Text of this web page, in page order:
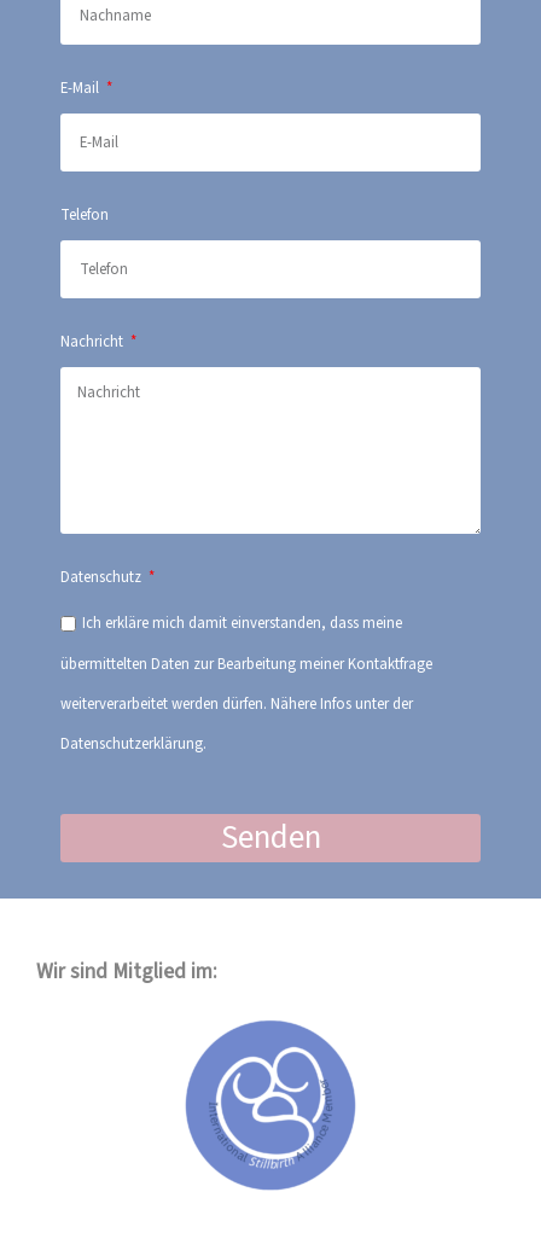
E-Mail
Telefon
Nachricht
Datenschutz
Ich erkläre mich damit einverstanden, dass meine
übermittelten Daten zur Bearbeitung meiner Kontaktfrage
weiterverarbeitet werden dürfen. Nähere Infos unter der
Datenschutzerklärung.
Senden
Wir sind Mitglied im: